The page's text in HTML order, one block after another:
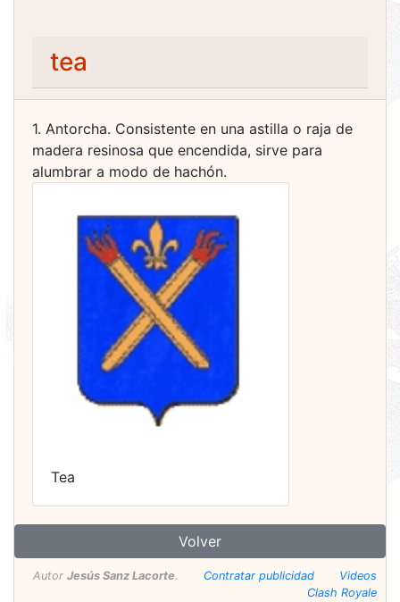
tea
1. Antorcha. Consistente en una astilla o raja de
madera resinosa que encendida, sirve para
alumbrar a modo de hachón.
Tea
Volver
Autor Jesús Sanz Lacorte. Contratar publicidad
Videos
Clash Royale